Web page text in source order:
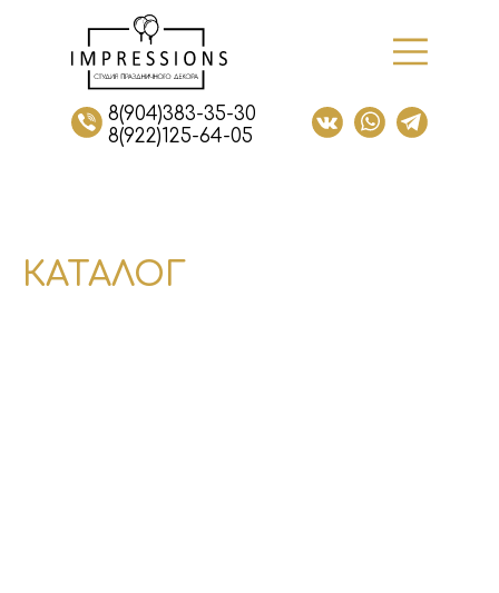
8(922)125-64-05
8(904)383-35-30
КАТАЛОГ